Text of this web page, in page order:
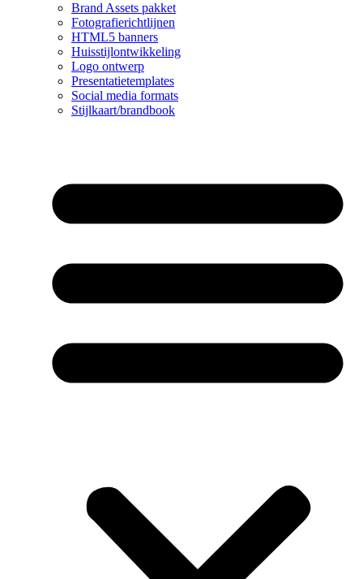
Brand Assets pakket
Fotografierichtlijnen
HTML5 banners
Huisstijlontwikkeling
Logo ontwerp
Presentatietemplates
Social media formats
Stijlkaart/brandbook